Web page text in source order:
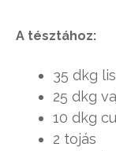
A tésztához:
35 dkg
25 dkg
10 dkg
2 tojás